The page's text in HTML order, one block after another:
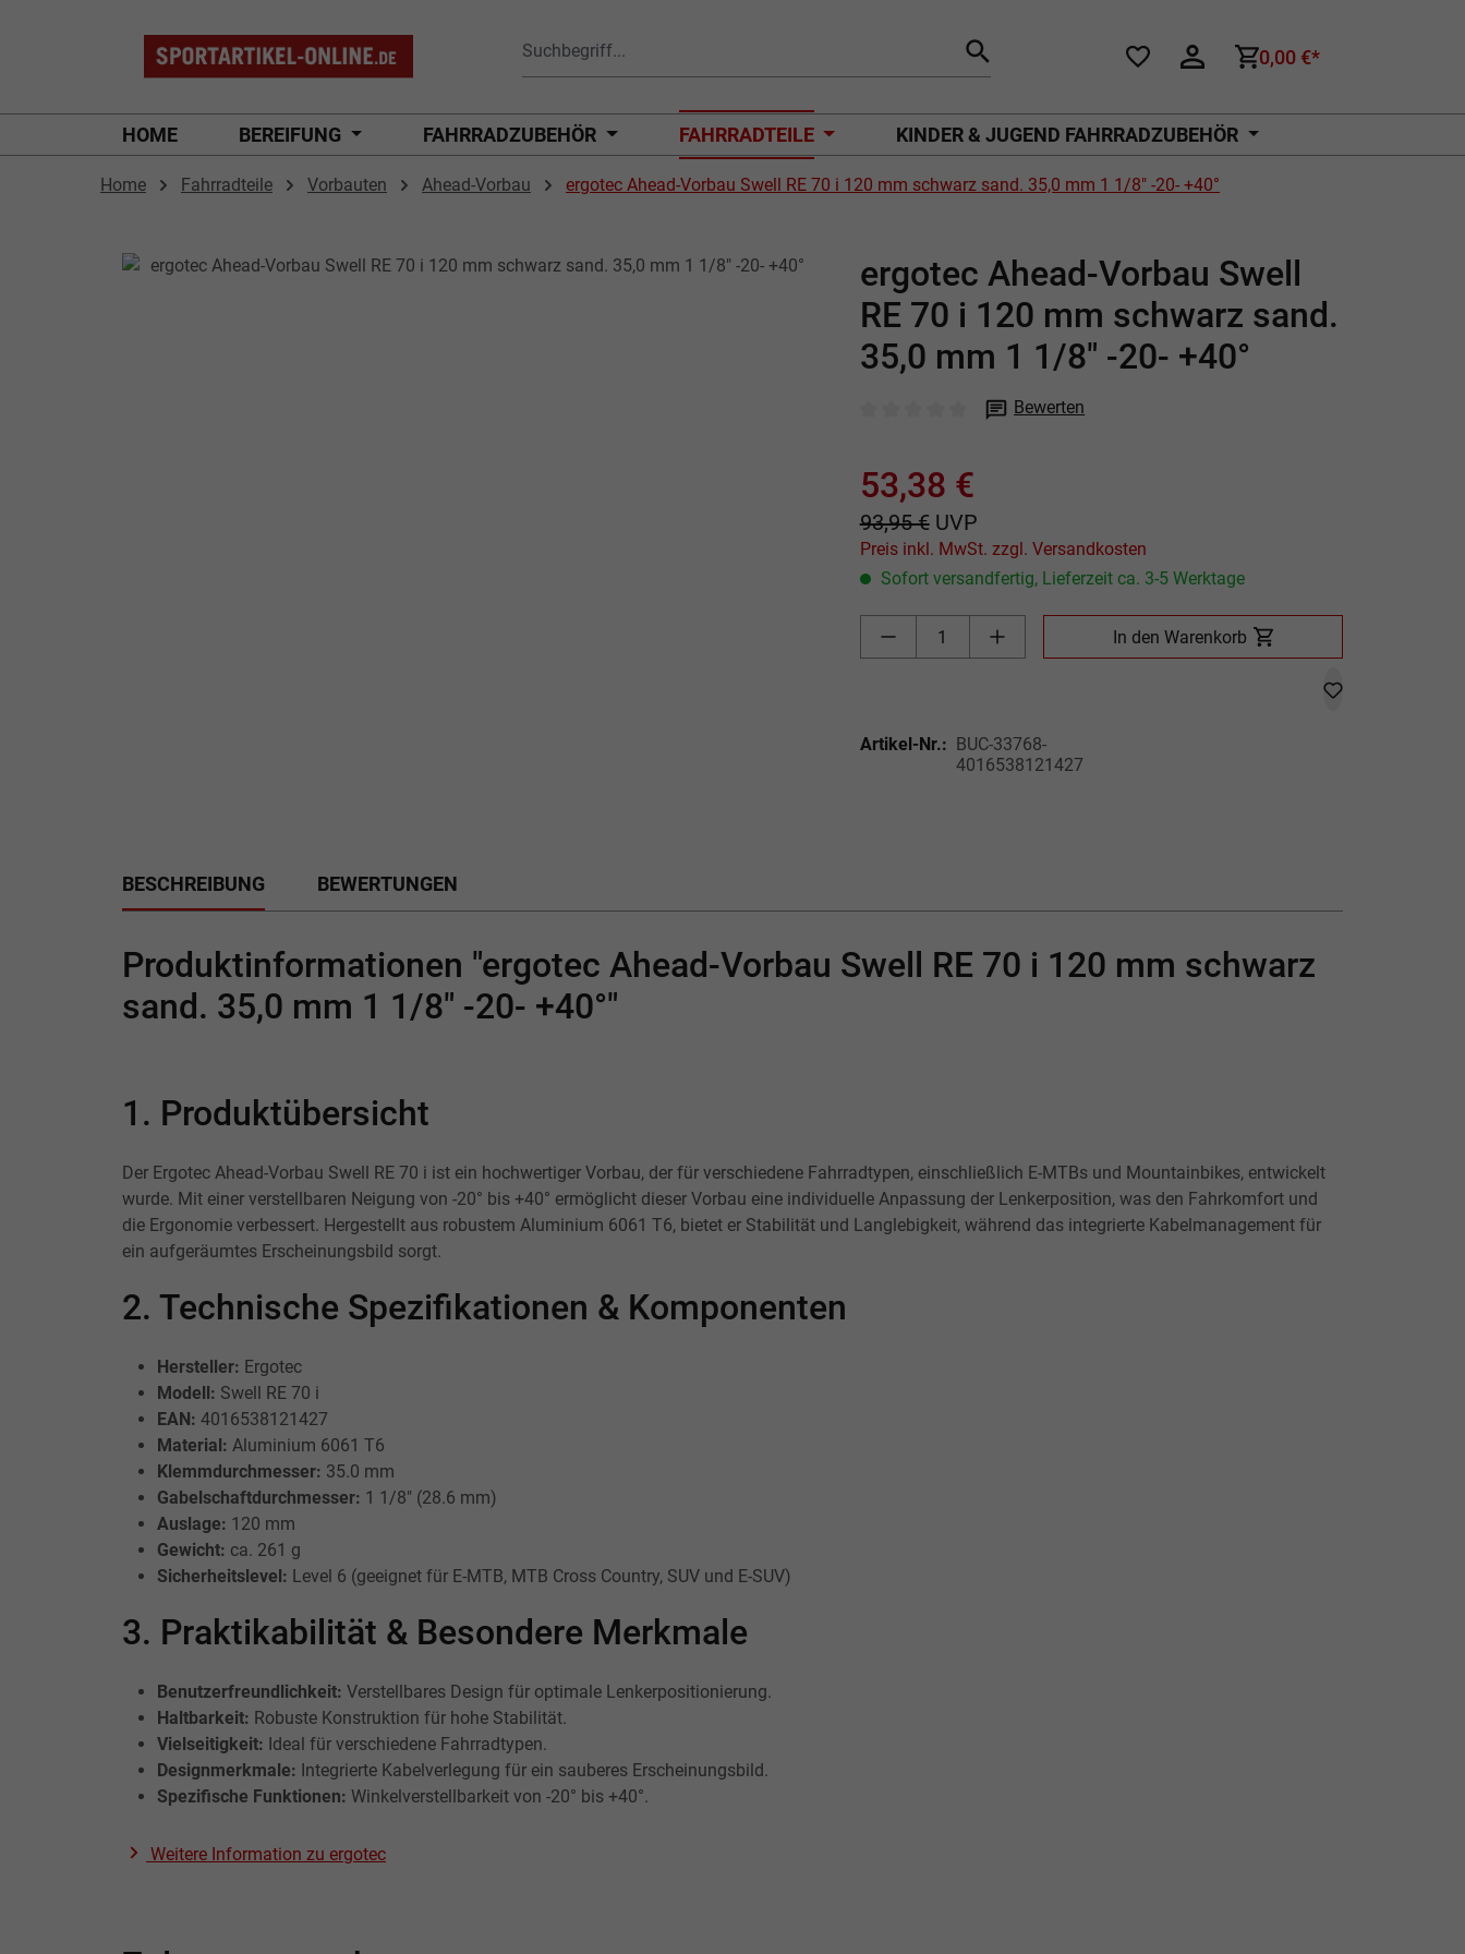
0,00 €*
HOME BEREIFUNG FAHRRADZUBEHÖR FAHRRADTEILE KINDER & JUGEND FAHRRADZUBEHÖR
Home Fahrradteile Vorbauten Ahead-Vorbau
ergotec Ahead-Vorbau Swell RE 70 i 120 mm schwarz sand. 35,0 mm 1 1/8" -20- +40°
ergotec Ahead-Vorbau Swell
RE 70 i 120 mm schwarz sand.
35,0 mm 1 1/8" -20- +40°
Bewerten
53,38 €
93,95 € UVP
Preis inkl. MwSt. zzgl. Versandkosten
Sofort versandfertig, Lieferzeit ca. 3-5 Werktage
Produkt Anzahl: Gib den gewünschten Wert ein oder benutze
In den Warenkorb
Artikel-Nr.: BUC-33768-
4016538121427
BESCHREIBUNG BEWERTUNGEN
Produktinformationen "ergotec Ahead-Vorbau Swell RE 70 i 120 mm schwarz
sand. 35,0 mm 1 1/8" -20- +40°"
1. Produktübersicht
Der Ergotec Ahead-Vorbau Swell RE 70 i ist ein hochwertiger Vorbau, der für verschiedene Fahrradtypen, einschließlich E-MTBs und Mountainbikes, entwickelt
wurde. Mit einer verstellbaren Neigung von -20° bis +40° ermöglicht dieser Vorbau eine individuelle Anpassung der Lenkerposition, was den Fahrkomfort und
die Ergonomie verbessert. Hergestellt aus robustem Aluminium 6061 T6, bietet er Stabilität und Langlebigkeit, während das integrierte Kabelmanagement für
ein aufgeräumtes Erscheinungsbild sorgt.
2. Technische Spezifikationen & Komponenten
Hersteller: Ergotec
Modell: Swell RE 70 i
EAN: 4016538121427
Material: Aluminium 6061 T6
Klemmdurchmesser: 35.0 mm
Gabelschaftdurchmesser: 1 1/8" (28.6 mm)
Auslage: 120 mm
Gewicht: ca. 261 g
Sicherheitslevel: Level 6 (geeignet für E-MTB, MTB Cross Country, SUV und E-SUV)
3. Praktikabilität & Besondere Merkmale
Benutzerfreundlichkeit: Verstellbares Design für optimale Lenkerpositionierung.
Haltbarkeit: Robuste Konstruktion für hohe Stabilität.
Vielseitigkeit: Ideal für verschiedene Fahrradtypen.
Designmerkmale: Integrierte Kabelverlegung für ein sauberes Erscheinungsbild.
Spezifische Funktionen: Winkelverstellbarkeit von -20° bis +40°.
Weitere Information zu ergotec